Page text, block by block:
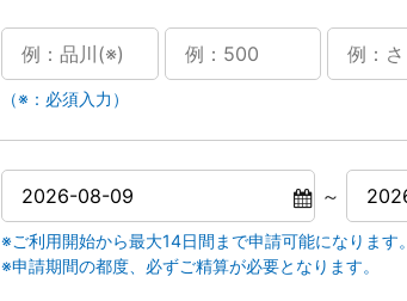
（※：必須入力）
～
※ご利用開始から最大14日間まで申請可能になります。
※申請期間の都度、必ずご精算が必要となります。